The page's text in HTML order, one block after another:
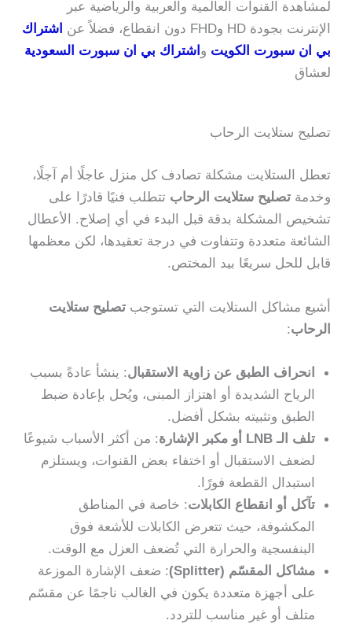
لمشاهدة القنوات العالمية والعربية والرياضية عبر
الإنترنت بجودة HD وFHD دون انقطاع، فضلاً عن
اشتراك
بي ان سبورت الكويت و اشتراك بي ان سبورت السعودية
لعشاق
تصليح ستلايت الرحاب
تعطل الستلايت مشكلة تصادف كل منزل عاجلًا أم آجلًا،
وخدمة تصليح ستلايت الرحاب تتطلب فنيًا قادرًا على
تشخيص المشكلة بدقة قبل البدء في أي إصلاح. الأعطال
الشائعة متعددة وتتفاوت في درجة تعقيدها، لكن معظمها
قابل للحل سريعًا بيد المختص.
أشيع مشاكل الستلايت التي تستوجب تصليح ستلايت
الرحاب:
انحراف الطبق عن زاوية الاستقبال: ينشأ عادةً بسبب
الرياح الشديدة أو اهتزاز المبنى، ويُحل بإعادة ضبط
الطبق وتثبيته بشكل أفضل.
تلف الـ LNB أو مكبر الإشارة
: من أكثر الأسباب شيوعًا
لضعف الاستقبال أو اختفاء بعض القنوات، ويستلزم
استبدال القطعة فورًا.
تآكل أو انقطاع الكابلات: خاصة في المناطق
المكشوفة، حيث تتعرض الكابلات للأشعة فوق
البنفسجية والحرارة التي تُضعف العزل مع الوقت.
مشاكل المقسّم (Splitter)
: ضعف الإشارة الموزعة
على أجهزة متعددة يكون في الغالب ناجمًا عن مقسّم
متلف أو غير مناسب للتردد.